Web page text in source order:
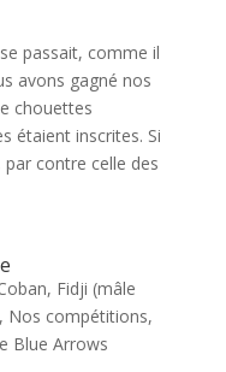
passait, comme il
avons gagné nos
chouettes
étaient inscrites. Si
contre celle des
, Fidji (mâle
, Nos compétitions,
Blue Arrows